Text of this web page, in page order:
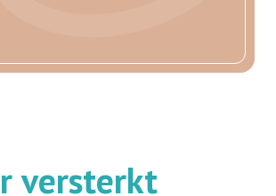
rversterkt